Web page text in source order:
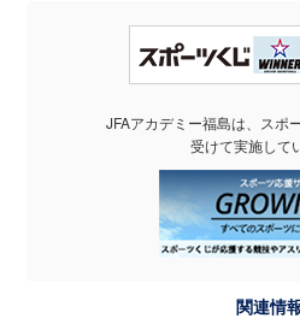
JFAアカデミー福島は、スポ
受けて実施して
関連情